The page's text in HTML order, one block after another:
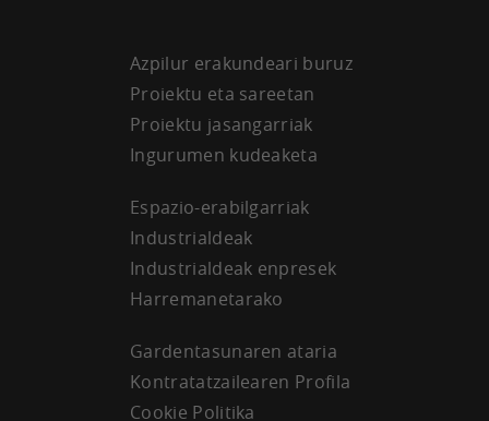
Azpilur erakundeari buruz
Proiektu eta sareetan
Proiektu jasangarriak
Ingurumen kudeaketa
Espazio-erabilgarriak
Industrialdeak
Industrialdeak enpresek
Harremanetarako
Gardentasunaren ataria
Kontratatzailearen Profila
Cookie Politika